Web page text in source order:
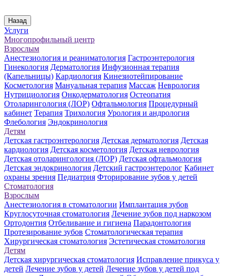
Назад
Услуги
Многопрофильный центр
Взрослым
Анестезиология и реаниматология Гастроэнтерология
Гинекология Дерматология Инфузионная терапия
(Капельницы) Кардиология Кинезиотейпирование
Косметология Мануальная терапия Массаж Неврология
Нутрициология Онкодерматология Остеопатия
Отоларингология (ЛОР) Офтальмология Процедурный
кабинет Терапия Трихология Урология и андрология
Флебология Эндокринология
Детям
Детская гастроэнтерология Детская дерматология Детская
кардиология Детская косметология Детская неврология
Детская отоларингология (ЛОР) Детская офтальмология
Детская эндокринология Детский гастроэнтеролог Кабинет
охраны зрения Педиатрия Фторирование зубов у детей
Стоматология
Взрослым
Анестезиология в стоматологии Имплантация зубов
Круглосуточная стоматология Лечение зубов под наркозом
Ортодонтия Отбеливание и гигиена Парадонтология
Протезирование зубов Стоматологическая терапия
Хирургическая стоматология Эстетическая стоматология
Детям
Детская хирургическая стоматология Исправление прикуса у
детей Лечение зубов у детей Лечение зубов у детей под